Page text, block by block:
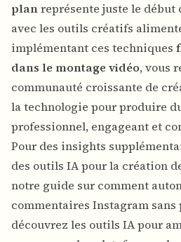
planreprésente juste le début
avec les outils créatifs
implémentant ces techniques
dans le montage vidéo, vous
communauté croissante de
la technologie pour produire
professionnel, engageant et
Pour des insights
des outils IA pour la création
notre guide sur comment
commentaires Instagram sans
découvrez les outils IA pour